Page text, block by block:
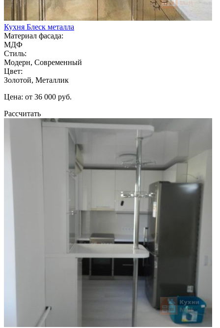
Кухня Блеск металла
Материал фасада:
МДФ
Стиль:
Модерн, Современный
Цвет:
Золотой, Металлик
Цена: от 36 000 руб.
Рассчитать